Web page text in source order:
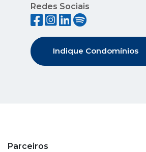
Redes Sociais
Indique Condomínios
Parceiros